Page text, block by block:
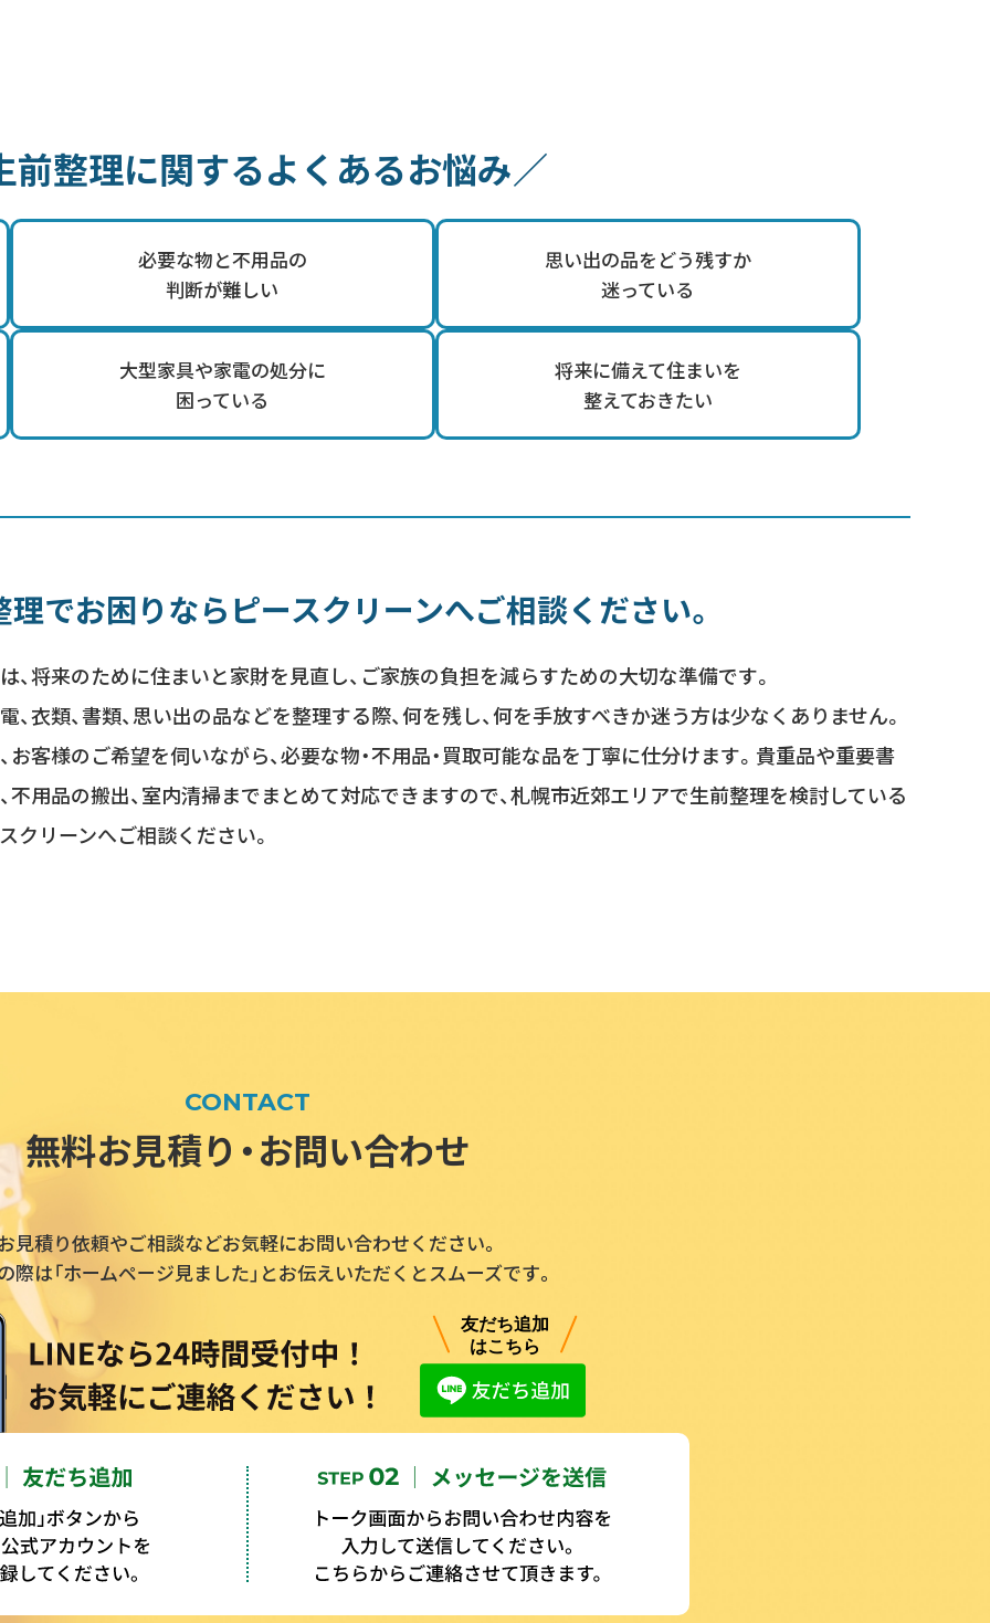
前整理に関するよくあるお悩み／
必要な物と不用品の
判断が難しい
思い出の品をどう残すか
迷っている
大型家具や家電の処分に
困っている
将来に備えて住まいを
整えておきたい
理でお困りならピースクリーンへご相談ください。
、将来のために住まいと家財を見直し、ご家族の負担を減らすための大切な準備です。
、衣類、書類、思い出の品などを整理する際、何を残し、何を手放すべきか迷う方は少なくありません。
お客様のご希望を伺いながら、必要な物・不用品・買取可能な品を丁寧に仕分けます。貴重品や重要書
不用品の搬出、室内清掃までまとめて対応できますので、札幌市近郊エリアで生前整理を検討している
クリーンへご相談ください。
CONTACT
無料お見積り・お問い合わせ
見積り依頼やご相談などお気軽にお問い合わせください。
際は「ホームページ見ました」とお伝えいただくとスムーズです。